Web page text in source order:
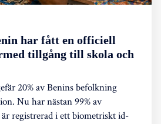
har fått en officiell
tillgång till skola och
20% av Benins befolkning
Nu har nästan 99% av
registrerad i ett biometriskt id-